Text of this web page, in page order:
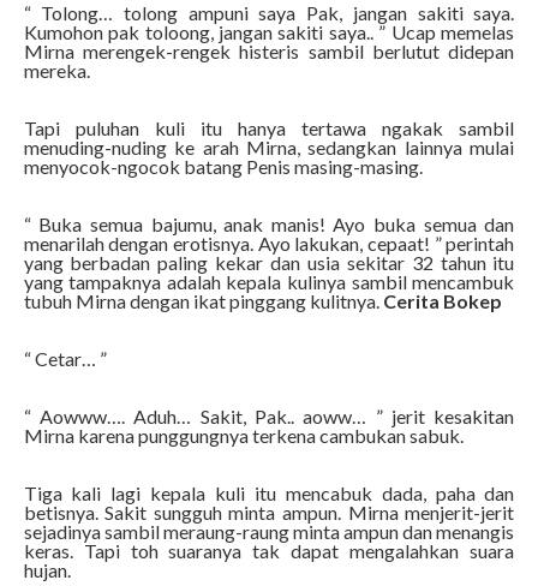
“ Tolong… tolong ampuni saya Pak, jangan sakiti saya.
Kumohon pak toloong, jangan sakiti saya.. ” Ucap memelas
Mirna merengek-rengek histeris sambil berlutut didepan
mereka.
Tapi puluhan kuli itu hanya tertawa ngakak sambil
menuding-nuding ke arah Mirna, sedangkan lainnya mulai
menyocok-ngocok batang Penis masing-masing.
“ Buka semua bajumu, anak manis! Ayo buka semua dan
menarilah dengan erotisnya. Ayo lakukan, cepaat! ” perintah
yang berbadan paling kekar dan usia sekitar 32 tahun itu
yang tampaknya adalah kepala kulinya sambil mencambuk
tubuh Mirna dengan ikat pinggang kulitnya. Cerita Bokep
“ Cetar… ”
“ Aowww…. Aduh… Sakit, Pak.. aoww… ” jerit kesakitan
Mirna karena punggungnya terkena cambukan sabuk.
Tiga kali lagi kepala kuli itu mencabuk dada, paha dan
betisnya. Sakit sungguh minta ampun. Mirna menjerit-jerit
sejadinya sambil meraung-raung minta ampun dan menangis
keras. Tapi toh suaranya tak dapat mengalahkan suara
hujan.